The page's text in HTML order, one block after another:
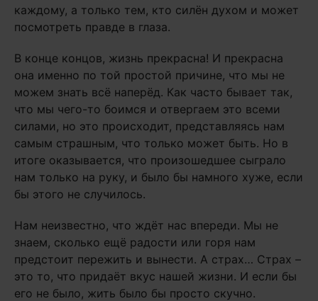
каждому, а только тем, кто силён духом и может
посмотреть правде в глаза.
В конце концов, жизнь прекрасна! И прекрасна
она именно по той простой причине, что мы не
можем знать всё наперёд. Как часто бывает так,
что мы чего-то боимся и отвергаем это всеми
силами, но это происходит, представляясь нам
самым страшным, что только может быть. Но в
итоге оказывается, что произошедшее сыграло
нам только на руку, и было бы намного хуже, если
бы этого не случилось.
Нам неизвестно, что ждёт нас впереди. Мы не
знаем, сколько ещё радости или горя нам
предстоит пережить и вынести. А страх… Страх –
это то, что придаёт вкус нашей жизни. И если бы
его не было, жить было бы просто скучно.